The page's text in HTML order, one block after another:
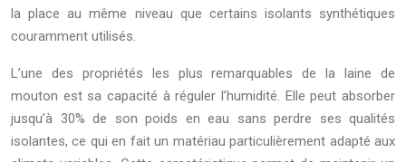
la place au même niveau que certains isolants synthétiques
couramment utilisés.
L’une des propriétés les plus remarquables de la laine de
mouton est sa capacité à réguler l’humidité. Elle peut absorber
jusqu’à 30% de son poids en eau sans perdre ses qualités
isolantes, ce qui en fait un matériau particulièrement adapté aux